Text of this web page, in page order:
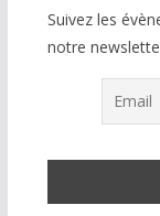
Suivez les
notre